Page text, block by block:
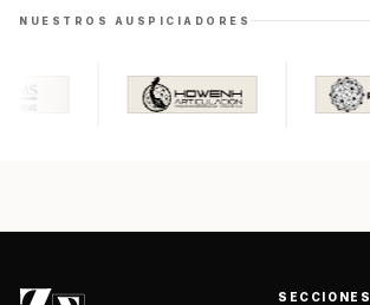
NUESTROS AUSPICIADORES
SECCIONES